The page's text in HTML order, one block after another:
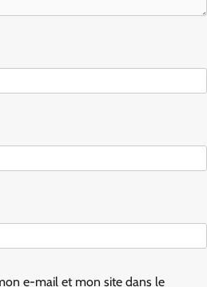
e-mail et mon site dans le